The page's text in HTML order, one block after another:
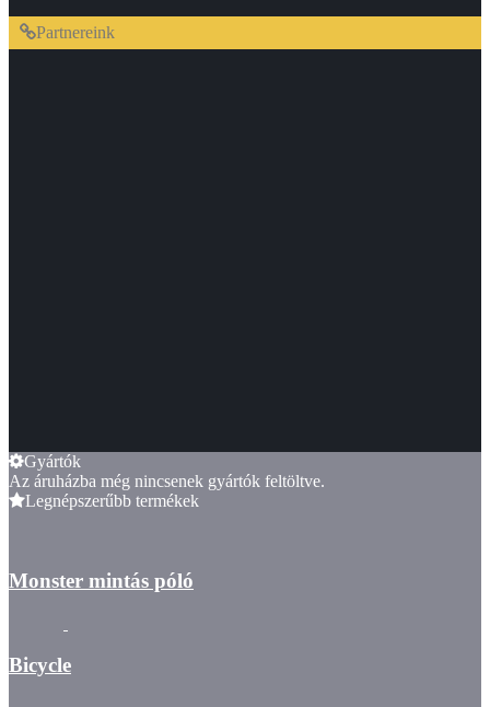
Partnereink
Gyártók
Az áruházba még nincsenek gyártók feltöltve.
Legnépszerűbb termékek
Monster mintás póló
Bicycle